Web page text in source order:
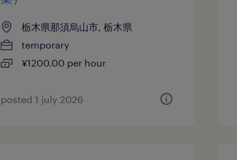
栃木県那須烏山市, 栃木県
temporary
¥1200.00 per hour
posted 1 july 2026